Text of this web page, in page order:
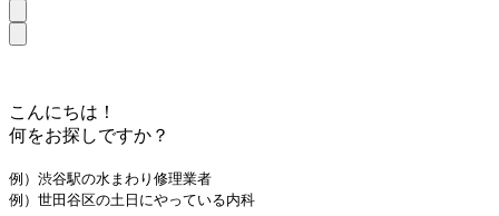
こんにちは！
何をお探しですか？
例）渋谷駅の水まわり修理業者
例）世田谷区の土日にやっている内科